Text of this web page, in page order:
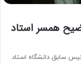
همسر استاد
سابق دانشگاه استاد